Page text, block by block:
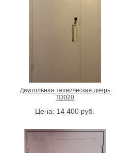
Двупольная техническая дверь
TD020
Цена: 14 400 руб.